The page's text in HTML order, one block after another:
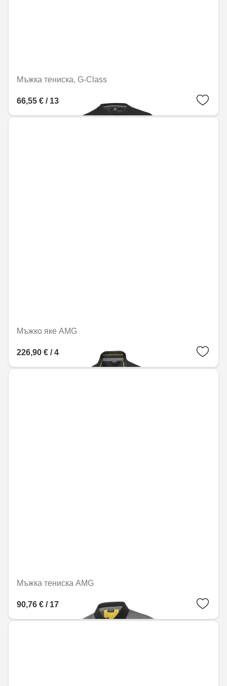
Мъжка тениска, G-Class
66,55 € / 130,16 лв.
Мъжко яке AMG
226,90 € / 443,77 лв.
Мъжка тениска AMG
90,76 € / 177,50 лв.